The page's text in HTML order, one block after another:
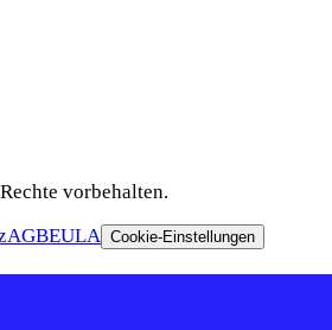
vorbehalten.
AGBEULA Cookie-Einstellungen